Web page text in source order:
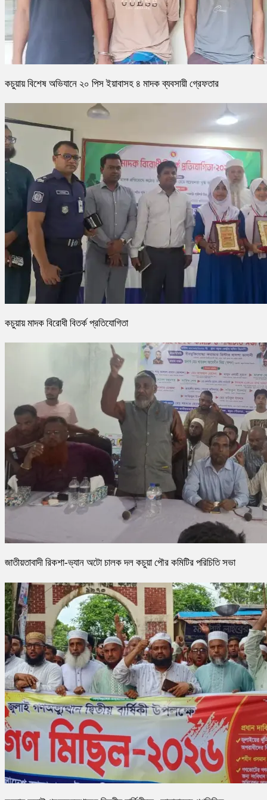
কচুয়ায় বিশেষ অভিযানে ২০ পিস ইয়াবাসহ ৪ মাদক ব্যবসায়ী গ্রেফতার
কচুয়ায় মাদক বিরোধী বিতর্ক প্রতিযোগিতা
জাতীয়তাবাদী রিকশা-ভ্যান অটো চালক দল কচুয়া পৌর কমিটির পরিচিতি সভা